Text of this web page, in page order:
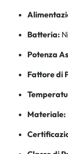
Batteria:
Potenza
Fattore di
Materiale: